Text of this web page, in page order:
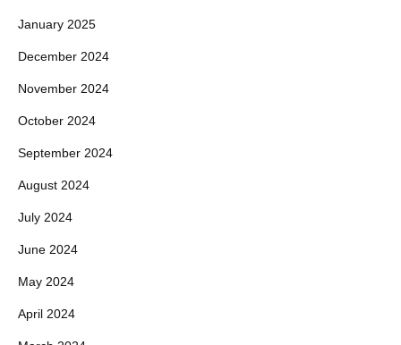
January 2025
December 2024
November 2024
October 2024
September 2024
August 2024
July 2024
June 2024
May 2024
April 2024